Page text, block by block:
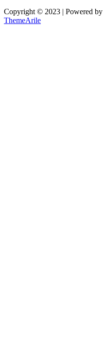
Copyright © 2023 | Powered by
ThemeArile